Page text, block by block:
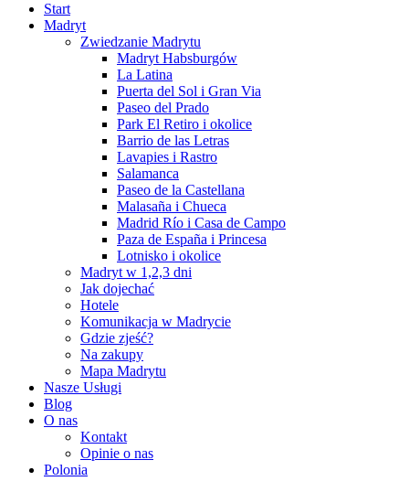
Start
Madryt
Zwiedzanie Madrytu
Madryt Habsburgów
La Latina
Puerta del Sol i Gran Via
Paseo del Prado
Park El Retiro i okolice
Barrio de las Letras
Lavapies i Rastro
Salamanca
Paseo de la Castellana
Malasaña i Chueca
Madrid Río i Casa de Campo
Paza de España i Princesa
Lotnisko i okolice
Madryt w 1,2,3 dni
Jak dojechać
Hotele
Komunikacja w Madrycie
Gdzie zjeść?
Na zakupy
Mapa Madrytu
Nasze Usługi
Blog
O nas
Kontakt
Opinie o nas
Polonia